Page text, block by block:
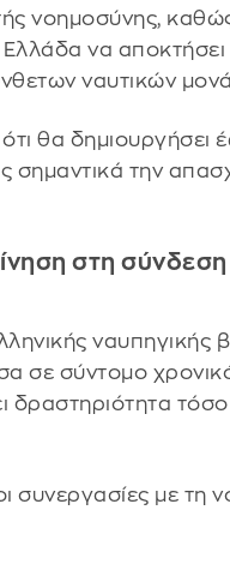
νοημοσύνης,
να
ναυτικών
θα δημιουργήσει
σημαντικά την
στη
ναυπηγικής
σε σύντομο
δραστηριότητα
συνεργασίες με τη